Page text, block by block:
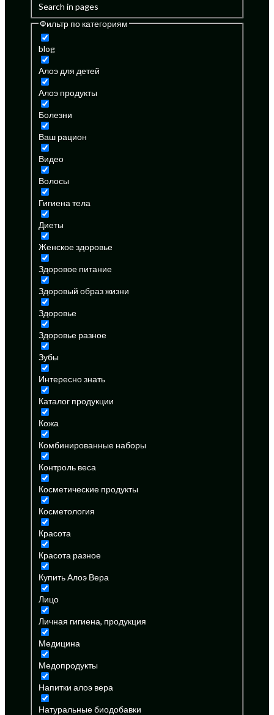
Search in pages
Фильтр по категориям
blog
Алоэ для детей
Алоэ продукты
Болезни
Ваш рацион
Видео
Волосы
Гигиена тела
Диеты
Женское здоровье
Здоровое питание
Здоровый образ жизни
Здоровье
Здоровье разное
Зубы
Интересно знать
Каталог продукции
Кожа
Комбинированные наборы
Контроль веса
Косметические продукты
Косметология
Красота
Красота разное
Купить Алоэ Вера
Лицо
Личная гигиена, продукция
Медицина
Медопродукты
Напитки алоэ вера
Натуральные биодобавки